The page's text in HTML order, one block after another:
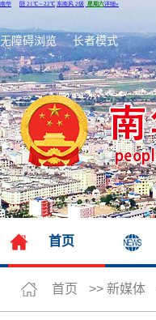
无障碍浏览 长者模式
首页
首页 >> 新媒体